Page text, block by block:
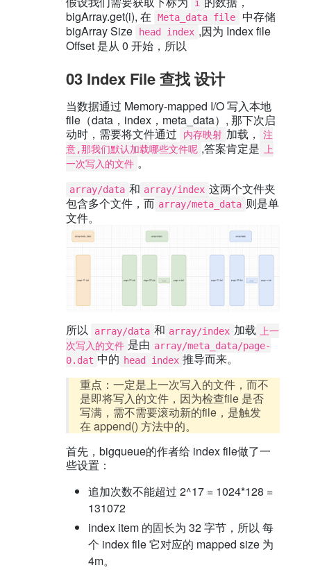
i
bigArray.get(i), 在
Meta_data file
中存储
bigArray Size
head index ,因为 Index file
Offset 是从 0 开始，所以
03 Index File 查找 设计
当数据通过 Memory-mapped I/O 写入本地
file（data，index，meta_data）, 那下次启
动时，需要将文件通过
内存映射 加载，
注
意,那我们默认加载哪些文件呢 ,答案肯定是
上
一次写入的文件 。
array/data 和 array/index 这两个文件夹
包含多个文件，而 array/meta_data 则是单
文件。
所以 array/data 和 array/index 加载
上一
次写入的文件 是由 array/meta_data/page-
0.dat 中的 head index 推导而来。
重点：一定是上一次写入的文件，而不
是即将写入的文件，因为检查file 是否
写满，需不需要滚动新的file，是触发
在 append() 方法中的。
首先，bigqueue的作者给 index file做了一
些设置：
追加次数不能超过 2^17 = 1024*128 =
131072
index item 的固长为 32 字节，所以 每
个 index file 它对应的 mapped size 为
4m。